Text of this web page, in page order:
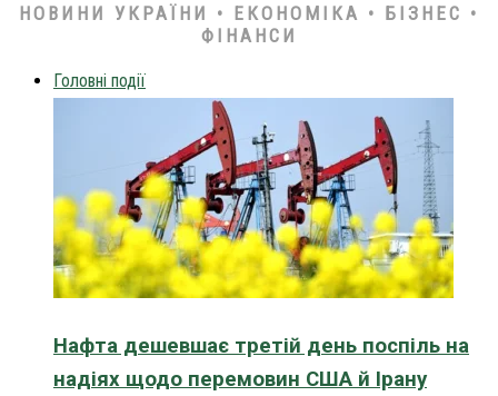
НОВИНИ УКРАЇНИ • ЕКОНОМІКА • БІЗНЕС •
ФІНАНСИ
Головні події
Нафта дешевшає третій день поспіль на
надіях щодо перемовин США й Ірану